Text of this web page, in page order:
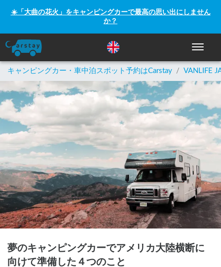
☀️「大曲の花火」をキャンピングカーで最高の思い出にしません
か？
ナビゲ
キャンピングカー・車中泊スポット予約はCarstay / VANLIFE
夢のキャンピングカーでアメリカ大陸横断に
向けて準備した４つのこと